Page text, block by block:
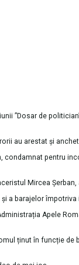
”Dosar de
au arestat și
pentru
Mircea
a barajelor
Apele
ținut în funcție de